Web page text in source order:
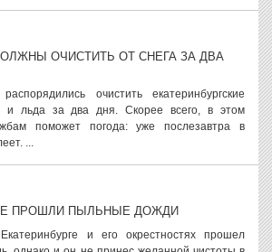
ОЧИСТИТЬ ОТ СНЕГА ЗА ДВА
очистить екатеринбургские
и льда за два дня. Скорее всего, в этом
поможет погода: уже послезавтра в
...
ПРОШЛИ ПЫЛЬНЫЕ ДОЖДИ
и его окрестностях прошел